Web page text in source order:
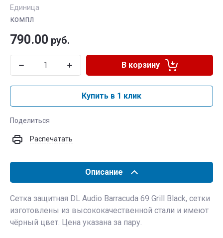
Единица
компл
790.00 руб.
В корзину
Купить в 1 клик
Поделиться
Распечатать
Описание
Сетка защитная DL Audio Barracuda 69 Grill Black, сетки
изготовлены из высококачественной стали и имеют
чёрный цвет. Цена указана за пару.